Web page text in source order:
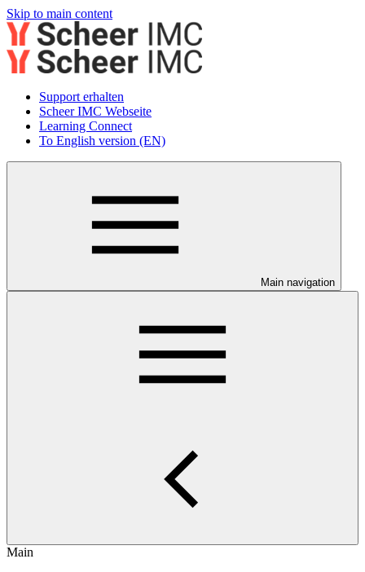
Skip to main content
Support erhalten
Scheer IMC Webseite
Learning Connect
To English version (EN)
Main navigation
Main